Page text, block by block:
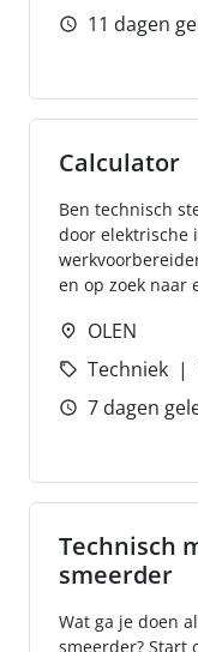
11 dagen
Calculator
Ben technisch
door elektrische
en op zoek naar
OLEN
Techniek
7 dagen
Technisch
smeerder
Wat ga je doen
smeerder? Start